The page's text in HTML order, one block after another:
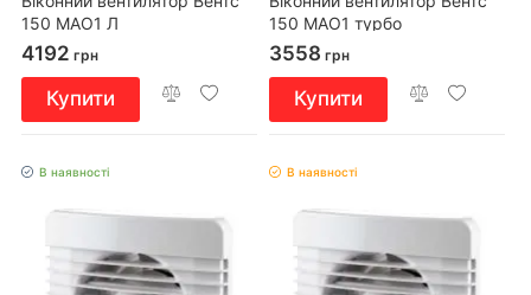
150 МАО1 Л
4192 грн
Купити
150 МАО1 турбо
3558 грн
Купити
В наявності В наявності